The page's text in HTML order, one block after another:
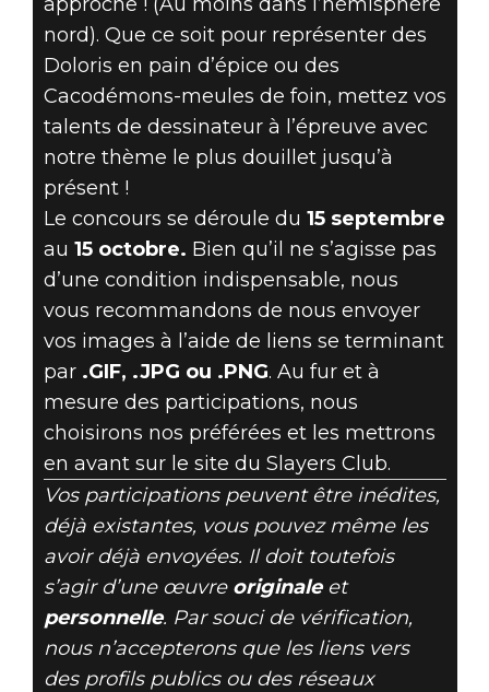
nord). Que ce soit pour représenter des
Doloris en pain d’épice ou des
Cacodémons-meules de foin, mettez vos
talents de dessinateur à l’épreuve avec
notre thème le plus douillet jusqu’à
présent !
Le concours se déroule du 15 septembre
au 15 octobre. Bien qu’il ne s’agisse pas
d’une condition indispensable, nous
vous recommandons de nous envoyer
vos images à l’aide de liens se terminant
par .GIF, .JPG ou .PNG. Au fur et à
mesure des participations, nous
choisirons nos préférées et les mettrons
en avant sur le site du Slayers Club.
Vos participations peuvent être inédites,
déjà existantes, vous pouvez même les
avoir déjà envoyées. Il doit toutefois
s’agir d’une œuvre originaleet
personnelle. Par souci de vérification,
nous n’accepterons que les liens vers
des profils publics ou des réseaux